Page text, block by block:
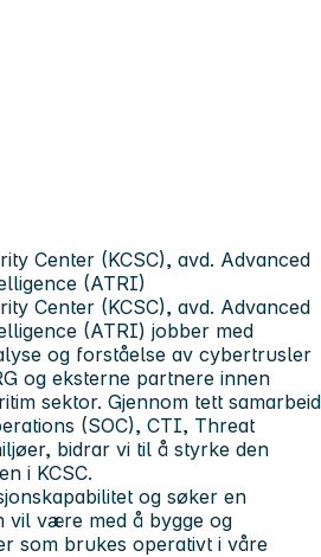
Center (KCSC), avd. Advanced
(ATRI)
Center (KCSC), avd. Advanced
(ATRI) jobber med
og forståelse av cybertrusler
og eksterne partnere innen
sektor. Gjennom tett samarbeid
(SOC), CTI, Threat
bidrar vi til å styrke den
i KCSC.
og søker en
vil være med å bygge og
som brukes operativt i våre